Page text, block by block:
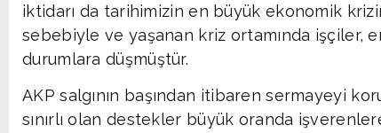
iktidarı da tarihimizin en büyük ekonomik
sebebiyle ve yaşanan kriz ortamında işçiler,
durumlara düşmüştür.
AKP salgının başından itibaren sermayeyi
sınırlı olan destekler büyük oranda